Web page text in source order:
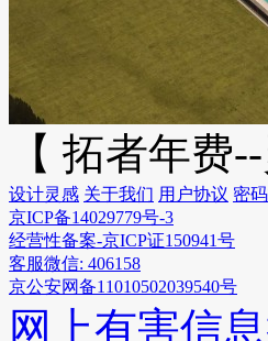
【 拓者年费
设计灵感 关于我们 用户协议 密
京ICP备14029779号-3
经营性备案-京ICP证150941号
客服微信: 406158
京公安网备11010502039540号
网上有害信